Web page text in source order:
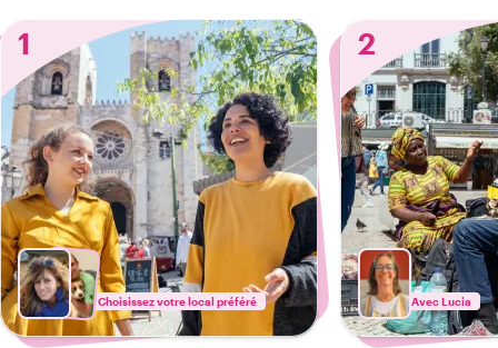
1
Choisissez votre local préféré
2
Avec Lucia